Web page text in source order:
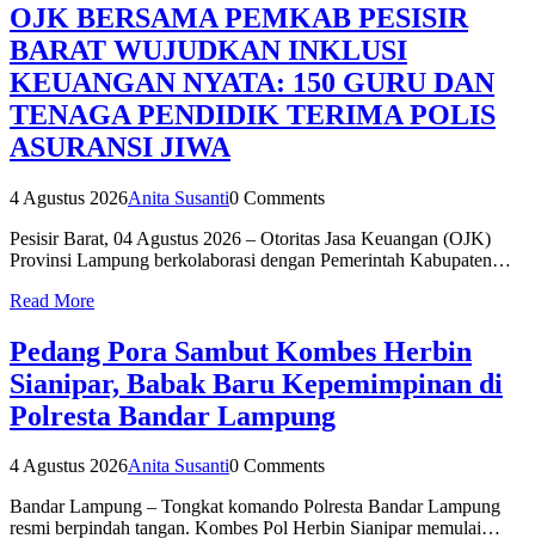
OJK BERSAMA PEMKAB PESISIR
BARAT WUJUDKAN INKLUSI
KEUANGAN NYATA: 150 GURU DAN
TENAGA PENDIDIK TERIMA POLIS
ASURANSI JIWA
4 Agustus 2026Anita Susanti0 Comments
Pesisir Barat, 04 Agustus 2026 – Otoritas Jasa Keuangan (OJK)
Provinsi Lampung berkolaborasi dengan Pemerintah Kabupaten…
Read More
Pedang Pora Sambut Kombes Herbin
Sianipar, Babak Baru Kepemimpinan di
Polresta Bandar Lampung
4 Agustus 2026Anita Susanti0 Comments
Bandar Lampung – Tongkat komando Polresta Bandar Lampung
resmi berpindah tangan. Kombes Pol Herbin Sianipar memulai…